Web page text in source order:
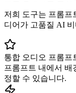
저희 도구는 프롬프
디어가 고품질 AI
통합 오디오 프롬프
프롬프트 내에서 배
정할 수 있습니다.